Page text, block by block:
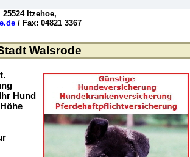
Walsrode
Hund
Itzehoe,
/ Fax: 04821 3367